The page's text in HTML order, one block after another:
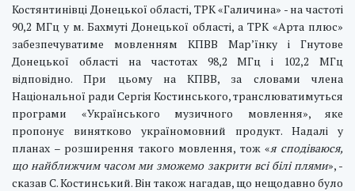
Костянтинівці Донецької області, ТРК «Галичина» - на частоті
90,2 МГц у м. Бахмуті Донецької області, а ТРК «Арта плюс»
забезпечуватиме мовленням КПВВ Мар’їнку і Гнутове
Донецької області на частотах 98,2 МГц і 102,2 МГц
відповідно. При цьому на КПВВ, за словами члена
Національної ради Сергія Костинського, транслюватимуться
програми «Українського музичного мовлення», яке
пропонує винятково україномовний продукт. Надалі у
планах – розширення такого мовлення, тож «я сподіваюся,
що найближчим часом ми зможемо закрити всі білі плями», -
сказав С. Костинський. Він також нагадав, що нещодавно було